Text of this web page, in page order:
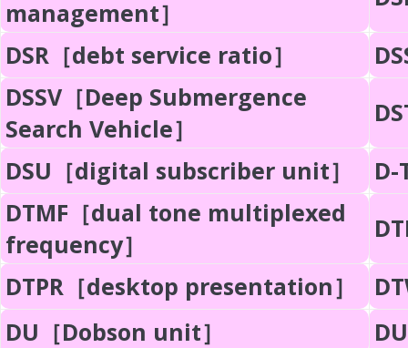
management］
DSR［debt service ratio］
DSSV［Deep Submergence
Search Vehicle］
DSU［digital subscriber unit］
DTMF［dual tone multiplexed
frequency］
DTPR［desktop presentation］
DU［Dobson unit］